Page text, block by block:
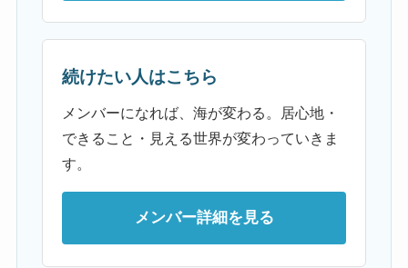
続けたい人はこちら
メンバーになれば、海が変わる。居心地・
できること・見える世界が変わっていきま
す。
メンバー詳細を見る